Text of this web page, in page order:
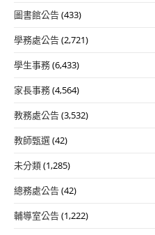
圖書館公告(433)
學務處公告(2,721)
學生事務(6,433)
家長事務(4,564)
教務處公告(3,532)
教師甄選(42)
未分類(1,285)
總務處公告(42)
輔導室公告(1,222)